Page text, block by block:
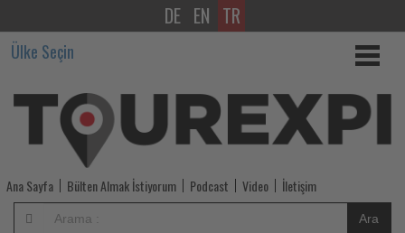
Coral
Travel
Group,
yeni
oteliyle
Mısır'a
DE EN TR
Ülke Seçin
Ana Sayfa Bülten Almak İstiyorum Podcast Video İletişim
Ara